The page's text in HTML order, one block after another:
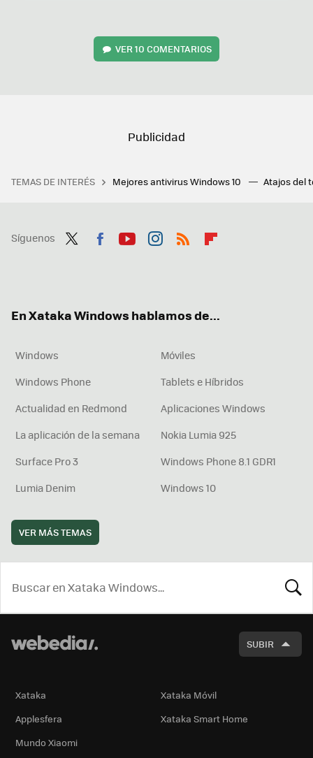
VER10 COMENTARIOS
TEMAS DE INTERÉS Mejores antivirus Windows 10 Atajos del
Síguenos
En Xataka Windows hablamos de...
Windows
Móviles
Windows Phone
Tablets e Híbridos
Actualidad en Redmond
Aplicaciones Windows
La aplicación de la semana
Nokia Lumia 925
Surface Pro 3
Windows Phone 8.1 GDR1
Lumia Denim
Windows 10
VER MÁS TEMAS
SUBIR
Xataka
Xataka Móvil
Applesfera
Xataka Smart Home
Mundo Xiaomi